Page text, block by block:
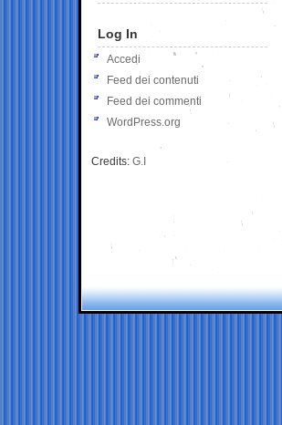
Log In
Accedi
Feed dei contenuti
Feed dei commenti
WordPress.org
Credits: G.I